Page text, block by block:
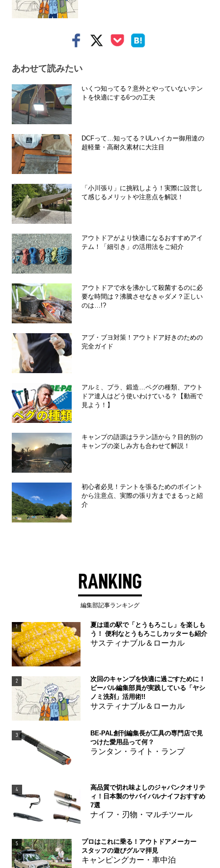
あわせて読みたい
いくつ知ってる？意外とやっていないテン
トを快適にする6つの工夫
DCFって…知ってる？ULハイカー御用達の
超軽量・高耐久素材に大注目
「小川張り」に挑戦しよう！実際に設営し
て感じるメリットや注意点を解説！
アウトドアがより快適になるおすすめアイ
テム！「細引き」の活用法をご紹介
アウトドアで水を沸かして殺菌するのに必
要な時間は？沸騰させなきゃダメ？正しい
のは…!?
アブ・ブヨ対策！アウトドア好きのための
完全ガイド
アルミ、プラ、鍛造…ペグの種類、アウト
ドア達人はどう使いわけている？【動画で
見よう！】
キャンプの語源はラテン語から？目的別の
キャンプの楽しみ方も合わせて解説！
初心者必見！テントを張るためのポイント
から注意点、実際の張り方までまるっと紹
介
RANKING
編集部記事ランキング
1
夏は道の駅で「とうもろこし」を楽しも
う！ 便利なとうもろこしカッターも紹介
サスティナブル＆ローカル
2
次回のキャンプを快適に過ごすために！
ビーパル編集部員が実践している「ヤシ
ノミ洗剤」活用術!!
サスティナブル＆ローカル
3
BE-PAL創刊編集長が工具の専門店で見
つけた愛用品って何？
ランタン・ライト・ランプ
4
高品質で切れ味よしのジャパンクオリテ
ィ！日本製のサバイバルナイフおすすめ
7選
ナイフ・刃物・マルチツール
5
プロはこれに乗る！アウトドアメーカー
スタッフの遊びグルマ拝見
キャンピングカー・車中泊